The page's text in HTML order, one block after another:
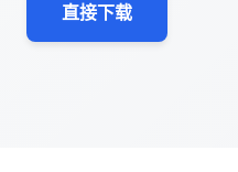
直接下载